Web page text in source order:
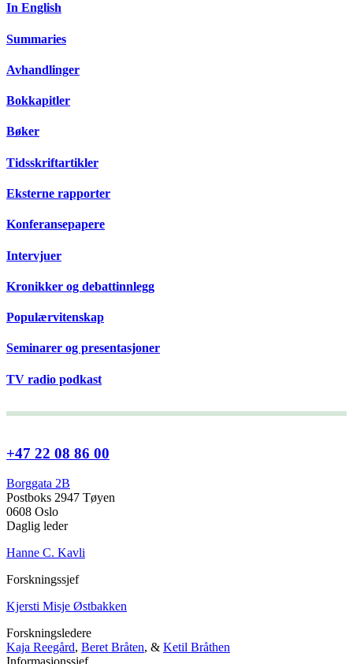
In English
Summaries
Avhandlinger
Bokkapitler
Bøker
Tidsskriftartikler
Eksterne rapporter
Konferansepapere
Intervjuer
Kronikker og debattinnlegg
Populærvitenskap
Seminarer og presentasjoner
TV radio podkast
+47 22 08 86 00
Borggata 2B
Postboks 2947 Tøyen
0608 Oslo
Daglig leder
Hanne C. Kavli
Forskningssjef
Kjersti Misje Østbakken
Forskningsledere
Kaja Reegård, Beret Bråten, & Ketil Bråthen